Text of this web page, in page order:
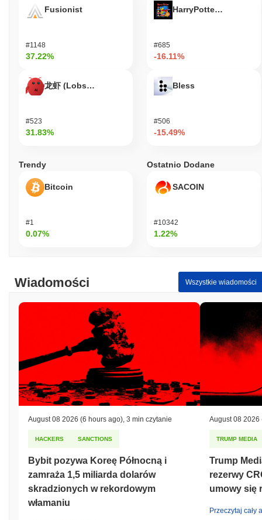
Fusionist
#1148
37.22%
龙虾 (Lobster)
#523
31.83%
#685
-16.11%
Bless
#506
-15.49%
Trendy
Bitcoin
#1
0.07%
Ostatnio Dodane
SACOIN
#10342
1.22%
Wiadomości Wszystkie wiadomości
August 08 2026 (6 hours ago), 3 min czytanie
HACKERS SANCTIONS
Bybit pozywa Koreę Północną i
zamraża 1,5 miliarda dolarów
skradzionych w rekordowym
włamaniu
August 08 2026
TRUMP MEDIA
Trump
rezerwy
umowy się
Przeczytaj cały